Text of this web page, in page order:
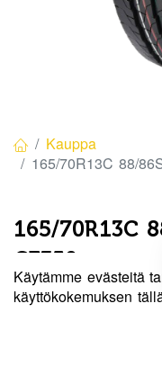
Kauppa
165/70R13C 88/
165/70R13C
CF350
EAN:6939801710235
Käytämme evästeitä
käyttökokemuksen